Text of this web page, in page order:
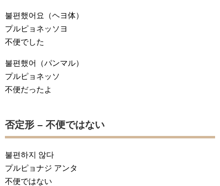
불편했어요
（ヘヨ体）
プルピョネッソヨ
不便でした
불편했어
（パンマル）
プルピョネッソ
不便だったよ
否定形 – 不便ではない
불편하지 않다
プルピョナジ アンタ
不便ではない